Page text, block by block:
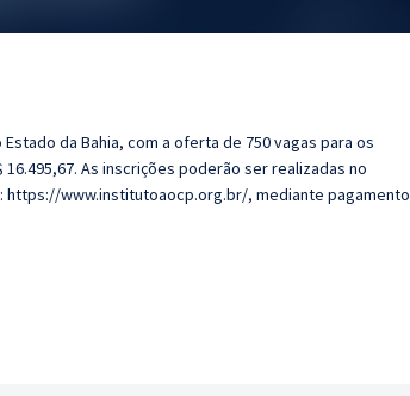
da Bahia, com a oferta de 750 vagas para os
As inscrições poderão ser realizadas no
www.institutoaocp.org.br/, mediante pagamento